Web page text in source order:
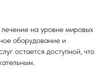
на уровне мировых
оборудование и
остается доступной, что